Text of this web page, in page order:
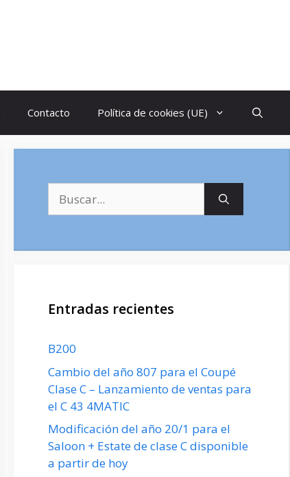
Contacto Política de cookies (UE)
Entradas recientes
B200
Cambio del año 807 para el Coupé
Clase C – Lanzamiento de ventas para
el C 43 4MATIC
Modificación del año 20/1 para el
Saloon + Estate de clase C disponible
a partir de hoy